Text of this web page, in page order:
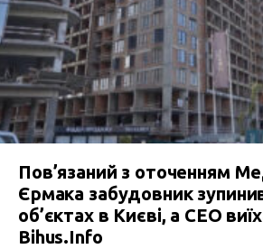
Пов’язаний з оточенням
Єрмака забудовник
об’єктах в Києві, а СЕО
Bihus.Info